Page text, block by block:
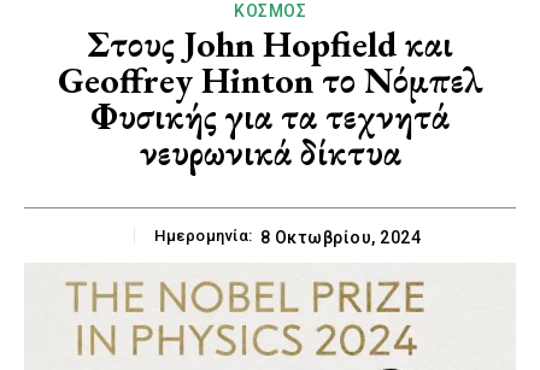
ΚΌΣΜΟΣ
Στους John Hopfield και
Geoffrey Hinton το Νόμπελ
Φυσικής για τα τεχνητά
νευρωνικά δίκτυα
Ημερομηνία: 8 Οκτωβρίου, 2024